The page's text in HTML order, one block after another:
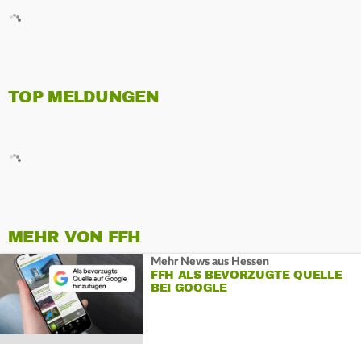
TOP MELDUNGEN
MEHR VON FFH
Mehr News aus Hessen
FFH ALS BEVORZUGTE QUELLE
BEI GOOGLE